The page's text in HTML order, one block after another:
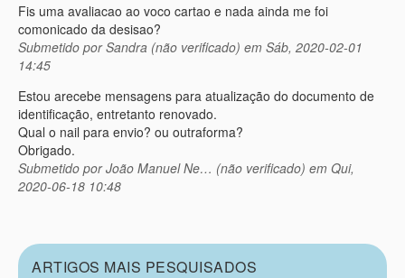
Fis uma avaliacao ao voco cartao e nada ainda me foi
comonicado da desisao?
Submetido porSandra (não verificado) em Sáb, 2020-02-01
14:45
Estou arecebe mensagens para atualização do documento de
identificação, entretanto renovado.
Qual o nail para envio? ou outraforma?
Obrigado.
Submetido porJoão Manuel Ne… (não verificado) em Qui,
2020-06-18 10:48
ARTIGOS MAIS PESQUISADOS